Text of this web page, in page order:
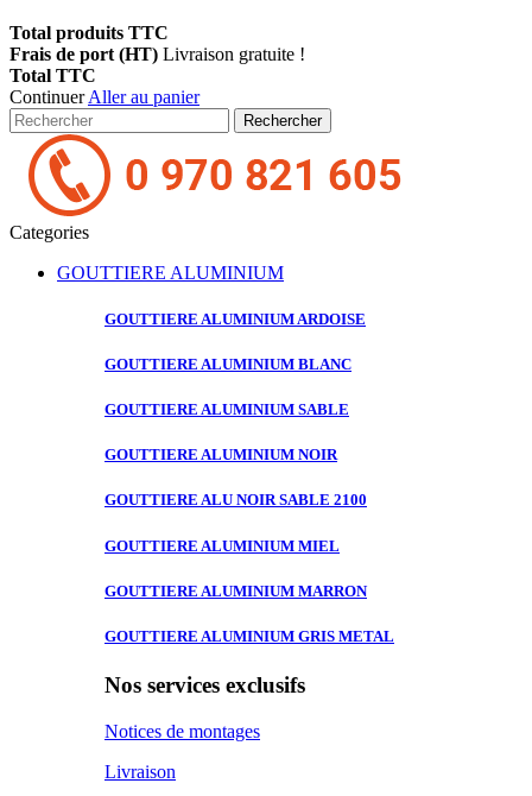
Total produits TTC
Frais de port (HT) Livraison gratuite !
Total TTC
ContinuerAller au panier
Rechercher
Categories
GOUTTIERE ALUMINIUM
GOUTTIERE ALUMINIUM ARDOISE
GOUTTIERE ALUMINIUM BLANC
GOUTTIERE ALUMINIUM SABLE
GOUTTIERE ALUMINIUM NOIR
GOUTTIERE ALU NOIR SABLE 2100
GOUTTIERE ALUMINIUM MIEL
GOUTTIERE ALUMINIUM MARRON
GOUTTIERE ALUMINIUM GRIS METAL
Nos services exclusifs
Notices de montages
Livraison